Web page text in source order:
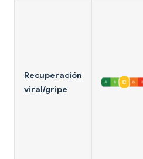
Recuperación
viral/gripe